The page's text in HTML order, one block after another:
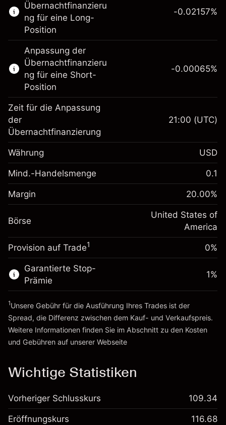
Erfahren Sie mehr über:
CFDs
Knock-outs
Übernachtfinanzieru
ng für eine Long-
Position
$1,000.00
Anpassung der
Übernachtfinanzierung
Gebühren aus
Positionswert
-0.021568
%
Positionsgröße mit Hebelwirkung
~$5,000.00
Geld aus Hebelwirkung ~
$4,000.00
Zur Plattform
-0.02157%
Anpassung der
Übernachtfinanzieru
ng für eine Short-
Position
Margin. Ihre Investition
Anpassung der
Übernachtfinanzierung
-0.000654
%
(-$0.03)
Positionsgröße mit Hebelwirkung
~$5,000.00
Geld aus Hebelwirkung ~
Zur Plattform
-0.00065%
Zeit für die Anpassung
der
Übernachtfinanzierung
21:00 (UTC)
Währung USD
Mind.-Handelsmenge 0.1
Margin 20.00%
Börse
United States of
America
Provision auf Trade1 0%
Garantierte Stop-
Prämie
1%
1Unsere Gebühr für die Ausführung Ihres Trades ist der
Spread, die Differenz zwischen dem Kauf- und Verkaufspreis.
Weitere Informationen finden Sie im Abschnitt zu den Kosten
und Gebühren auf unserer Webseite
Wichtige Statistiken
Vorheriger Schlusskurs 109.34
Eröffnungskurs 116.68